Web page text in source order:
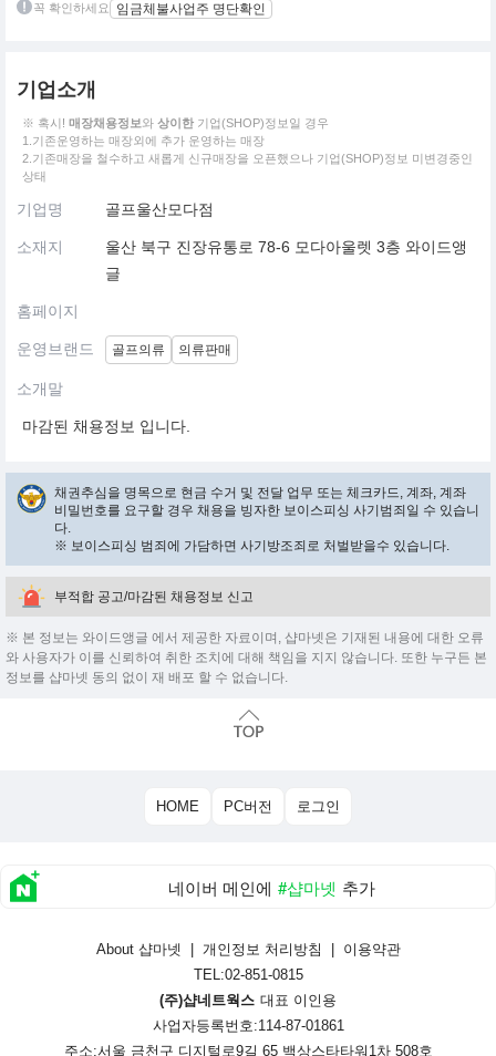
꼭 확인하세요 임금체불사업주 명단확인
기업소개
※ 혹시! 매장채용정보와 상이한 기업(SHOP)정보일 경우
1.기존운영하는 매장외에 추가 운영하는 매장
2.기존매장을 철수하고 새롭게 신규매장을 오픈했으나 기업(SHOP)정보 미변경중인
상태
기업명 골프울산모다점
소재지
울산 북구 진장유통로 78-6 모다아울렛 3층 와이드앵
글
홈페이지
운영브랜드 골프의류 의류판매
소개말
마감된 채용정보 입니다.
채권추심을 명목으로 현금 수거 및 전달 업무 또는 체크카드, 계좌, 계좌
비밀번호를 요구할 경우 채용을 빙자한 보이스피싱 사기범죄일 수 있습니
다.
※ 보이스피싱 범죄에 가담하면 사기방조죄로 처벌받을수 있습니다.
부적합 공고/마감된 채용정보 신고
※ 본 정보는 와이드앵글 에서 제공한 자료이며, 샵마넷은 기재된 내용에 대한 오류
와 사용자가 이를 신뢰하여 취한 조치에 대해 책임을 지지 않습니다. 또한 누구든 본
정보를 샵마넷 동의 없이 재 배포 할 수 없습니다.
HOME PC버전 로그인
네이버 메인에 #샵마넷 추가
About 샵마넷 개인정보 처리방침
이용약관
TEL:02-851-0815
(주)샵네트웍스 대표 이인용
사업자등록번호:114-87-01861
주소:서울 금천구 디지털로9길 65 백상스타타워1차 508호